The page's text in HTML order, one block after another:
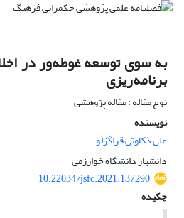
به سوی توسعه غوطه‌ور در
برنامه‌ریزی
نوع مقاله : مقاله پژوهشی
نویسنده
علی ذکاوتی قراگزلو
دانشیار دانشگاه خوارزمی
10.22034/jsfc.2021.137290
چکیده